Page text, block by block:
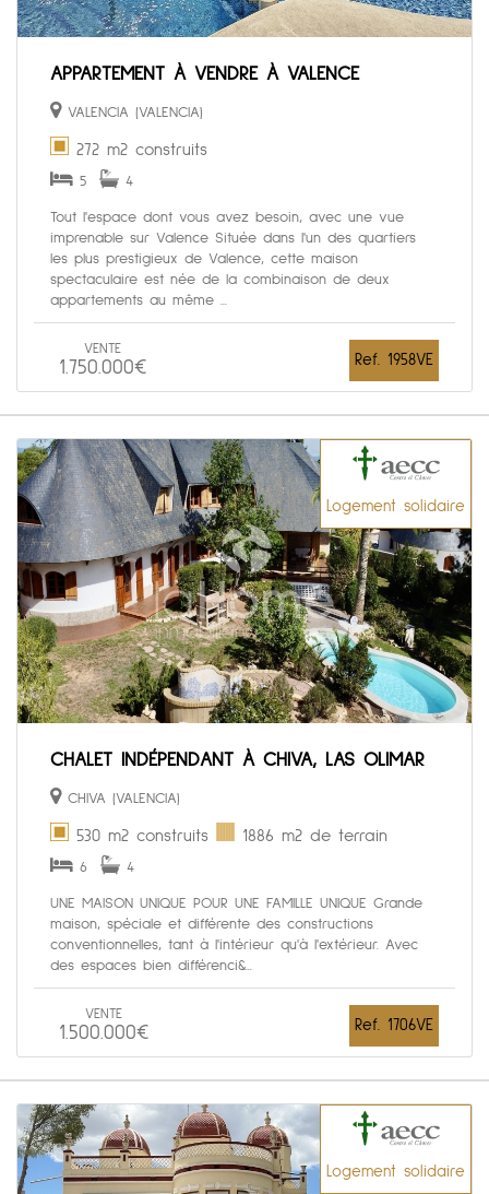
APPARTEMENT À VENDRE À VALENCE
VALENCIA (VALENCIA)
272 m2 construits
5 4
Tout l'espace dont vous avez besoin, avec une vue
imprenable sur Valence Située dans l'un des quartiers
les plus prestigieux de Valence, cette maison
spectaculaire est née de la combinaison de deux
appartements au même ...
VENTE
1.750.000€ Ref. 1958VE
Logement solidaire
CHALET INDÉPENDANT À CHIVA, LAS OLIMAR
CHIVA (VALENCIA)
530 m2 construits 1886 m2 de terrain
6 4
UNE MAISON UNIQUE POUR UNE FAMILLE UNIQUE Grande
maison, spéciale et différente des constructions
conventionnelles, tant à l'intérieur qu'à l'extérieur. Avec
des espaces bien différenci&...
VENTE
1.500.000€ Ref. 1706VE
Logement solidaire